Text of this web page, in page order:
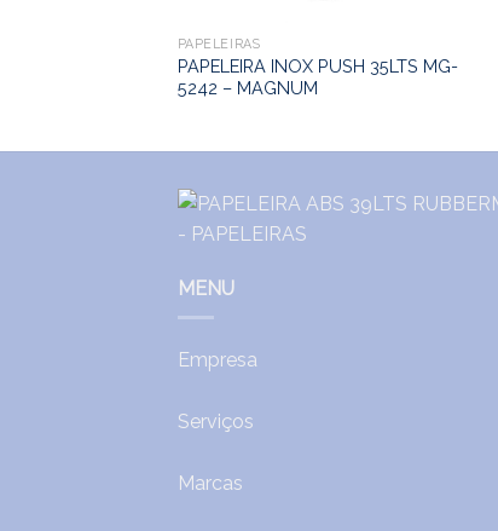
PAPELEIRAS
PAPELEIRA INOX PUSH 35LTS MG-
5242 – MAGNUM
MENU
Empresa
Serviços
Marcas